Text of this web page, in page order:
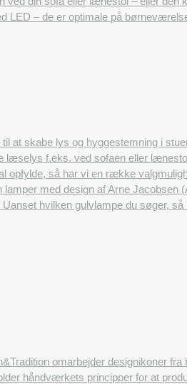
LED – de er optimale på
at skabe lys og hyggestemning i
læselys f.eks. ved sofaen eller
opfylde, så har vi en række
lamper med design af Arne
hvilken gulvlampe du søger,
&Tradition omarbejder designikoner
håndværkets principper for at